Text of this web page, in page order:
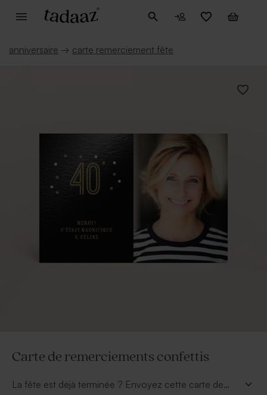
anniversaire → carte remerciement fête
Carte de remerciements confettis
La fête est déjà terminée ? Envoyez cette carte de